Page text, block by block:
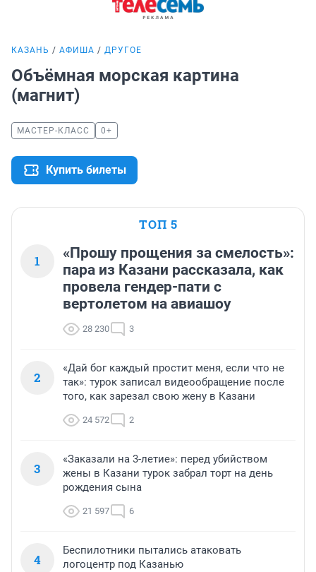
КАЗАНЬ АФИША ДРУГОЕ
Объёмная морская картина
(магнит)
МАСТЕР-КЛАСС 0+
Купить билеты
ТОП 5
1
«Прошу прощения за смелость»:
пара из Казани рассказала, как
провела гендер-пати с
вертолетом на авиашоу
28 230 3
2
«Дай бог каждый простит меня, если что не
так»: турок записал видеообращение после
того, как зарезал свою жену в Казани
24 572 2
3
«Заказали на 3-летие»: перед убийством
жены в Казани турок забрал торт на день
рождения сына
21 597 6
4
Беспилотники пытались атаковать
логоцентр под Казанью